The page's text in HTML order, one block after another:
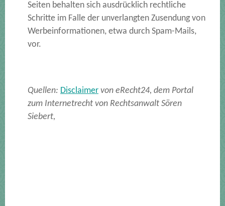
Seiten behalten sich ausdrücklich rechtliche
Schritte im Falle der unverlangten Zusendung von
Werbeinformationen, etwa durch Spam-Mails,
vor.
Quellen: Disclaimer von eRecht24, dem Portal
zum Internetrecht von Rechtsanwalt Sören
Siebert,